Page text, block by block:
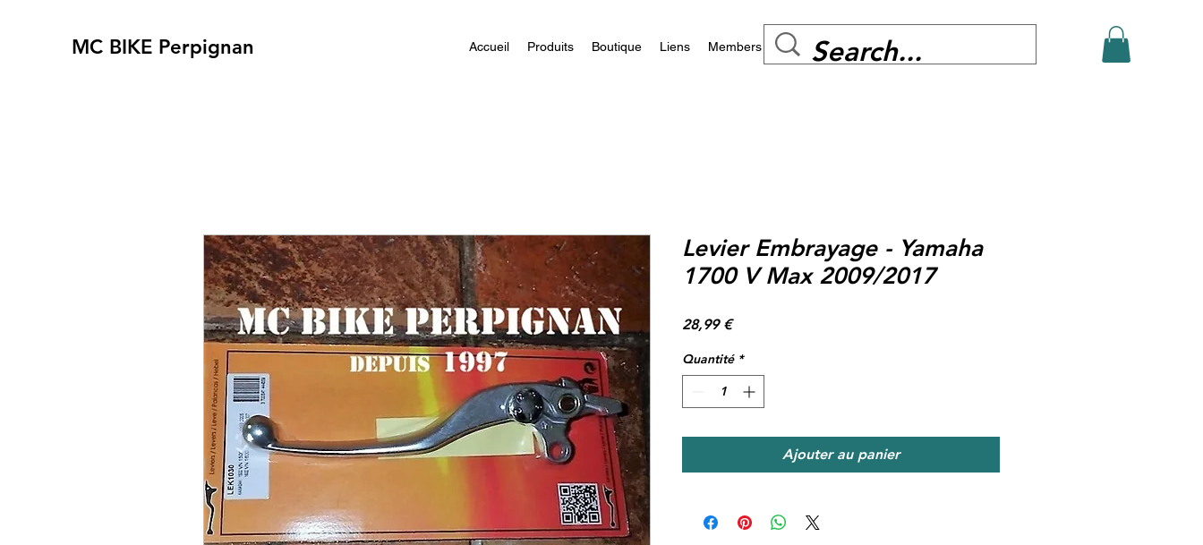
MC BIKE Perpignan Accueil Produits Boutique Liens Members
Levier Embrayage - Yamaha
1700 V Max 2009/2017
28,99 €Prix
Quantité *
Ajouter au panier